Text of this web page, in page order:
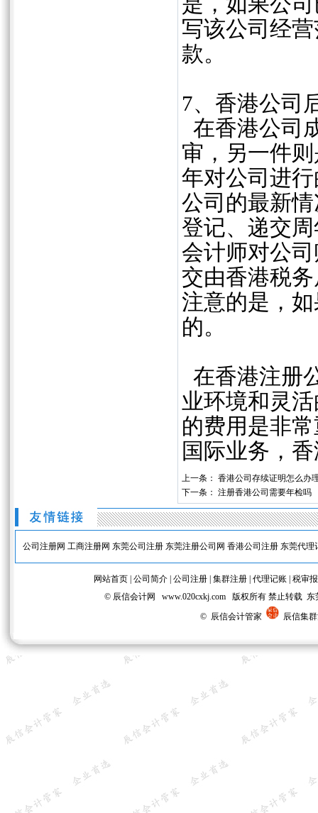
写该公司经
款。
7、香港公司
在香港公司
审，另一件
年对公司进
公司的最新
登记、递交
会计师对公
交由香港税
注意的是，
的。
在香港注册
业环境和灵
的费用是非
国际业务，
上一条： 香港公司存续证明怎么办
下一条： 注册香港公司需要年检吗
公司注册网 工商注册网 东莞公司注册 东莞注册公司网 香港公司注册 东莞代理
网站首页 公司简介 公司注册 集群注册 代理记账 税审
© 辰信会计网 www.020cxkj.com 版权所有 禁止转载
© 辰信会计管家
辰信集